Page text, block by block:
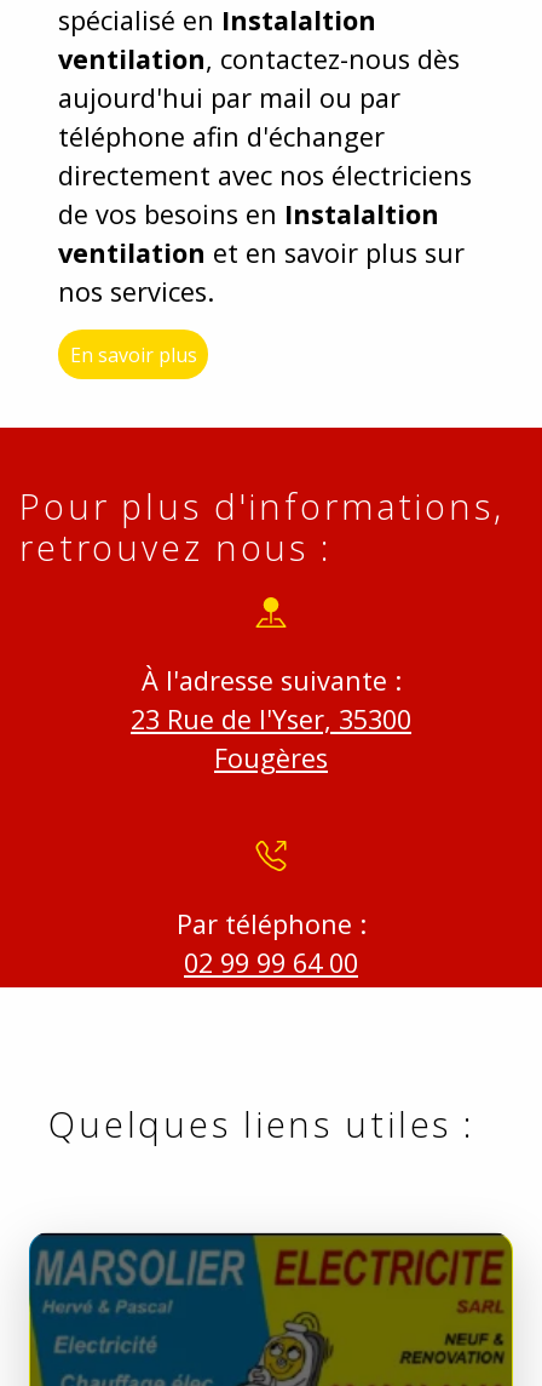
spécialisé en Instalaltion
ventilation, contactez-nous dès
aujourd'hui par mail ou par
téléphone afin d'échanger
directement avec nos électriciens
de vos besoins en Instalaltion
ventilation et en savoir plus sur
nos services.
En savoir plus
Pour plus d'informations,
retrouvez nous :
À l'adresse suivante :
23 Rue de l'Yser, 35300
Fougères
Par téléphone :
02 99 99 64 00
Quelques liens utiles :